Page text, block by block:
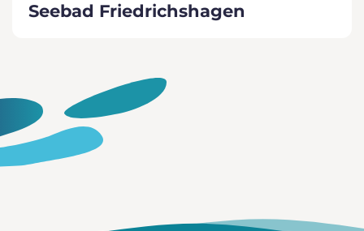
Seebad Friedrichshagen